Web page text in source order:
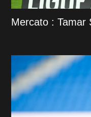
Mercato : Tamar